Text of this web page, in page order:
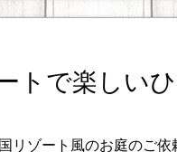
トで楽しい
リゾート風のお庭のご依